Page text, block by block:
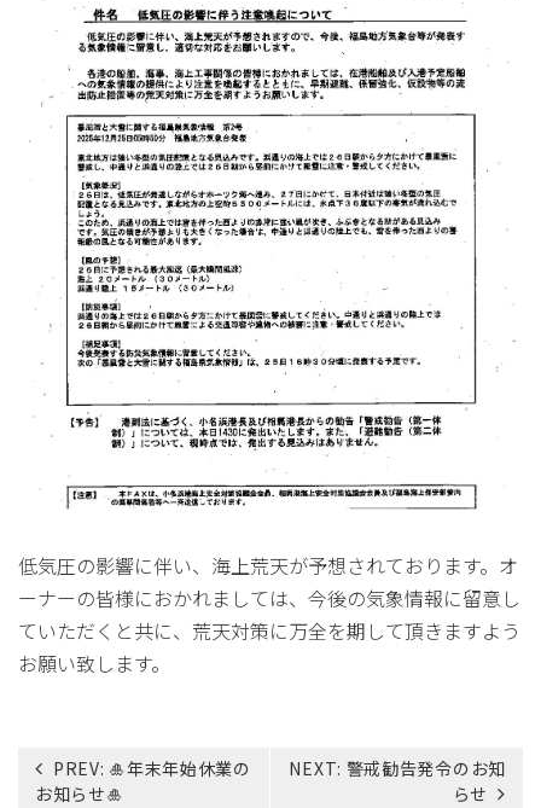
低気圧の影響に伴い、海上荒天が予想されております。オ
ーナーの皆様におかれましては、今後の気象情報に留意し
ていただくと共に、荒天対策に万全を期して頂きますよう
お願い致します。
投
PREV: 🎍年末年始休業の
お知らせ🎍
NEXT: 警戒勧告発令のお知
らせ